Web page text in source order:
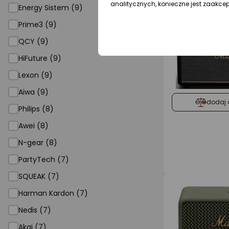
Energy Sistem (9)
Prime3 (9)
QCY (9)
HiFuture (9)
Lexon (9)
Aiwa (9)
Philips (8)
Awei (8)
N-gear (8)
PartyTech (7)
SQUEAK (7)
Harman Kardon (7)
Nedis (7)
Akai (7)
dodaj
analitycznych, konieczne jest